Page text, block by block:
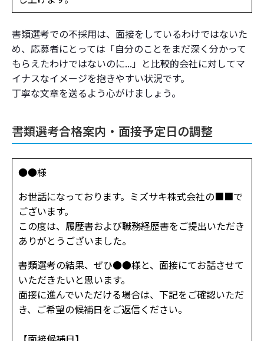
書類選考での不採用は、面接をしているわけではないた
め、応募者にとっては「自分のことをまだ深く分かって
もらえたわけではないのに...」と比較的会社に対してマ
イナスなイメージを抱きやすい状況です。
丁寧な文章を送るよう心がけましょう。
書類選考合格案内・面接予定日の調整
●●様
お世話になっております。ミズサキ株式会社の■■で
ございます。
この度は、履歴書および職務経歴書をご提出いただき
ありがとうございました。
書類選考の結果、ぜひ●●様と、面接にてお話させて
いただきたいと思います。
面接に進んでいただける場合は、下記をご確認いただ
き、ご希望の候補日をご返信ください。